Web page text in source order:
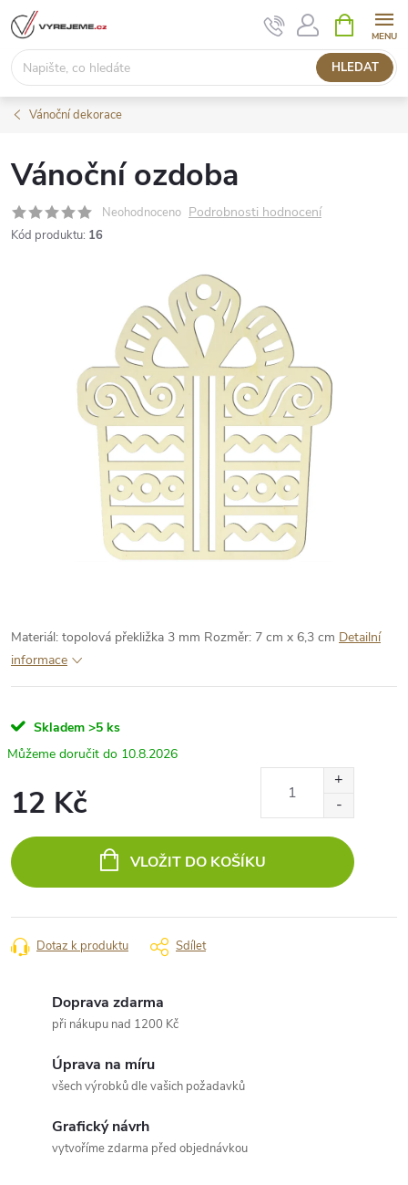
Přejít
na
obsah
HLEDAT
NÁKUPNÍ
KOŠÍK
Vánoční dekorace
Vánoční ozdoba
Neohodnoceno Podrobnosti hodnocení
Kód produktu: 16
Materiál: topolová překližka 3 mm Rozměr: 7 cm x 6,3 cm Detailní
informace
Skladem >5 ks
10.8.2026
12 Kč
cena:
VLOŽIT DO KOŠÍKU
Dotaz k produktu Sdílet
Doprava zdarma
při nákupu nad 1200 Kč
Úprava na míru
všech výrobků dle vašich požadavků
Grafický návrh
vytvoříme zdarma před objednávkou